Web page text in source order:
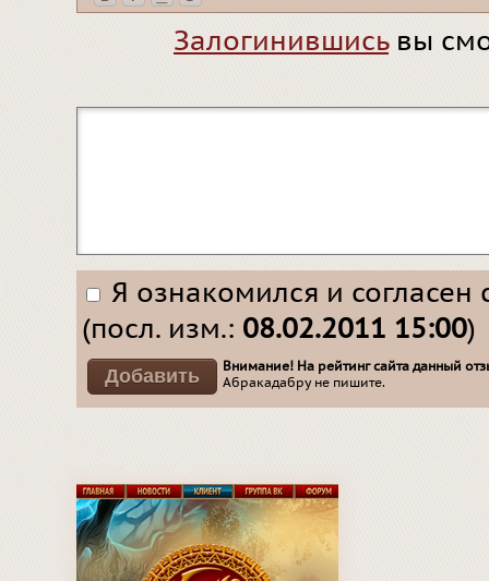
Залогинившисьвы
Я ознакомился и согласен
(посл. изм.: 08.02.2011 15:00)
Внимание! На рейтинг сайта данный
Абракадабру не пишите.